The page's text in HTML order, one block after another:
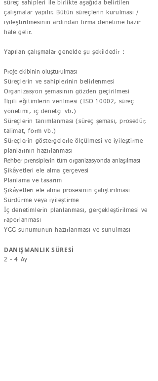
süreç sahipleri ile birlikte aşağıda belirtilen
çalışmalar yapılır. Bütün süreçlerin kurulması /
iyileştirilmesinin ardından firma denetime hazır
hale gelir.
Yapılan çalışmalar genelde şu şekildedir :
Proje ekibinin oluşturulması
Süreçlerin ve sahiplerinin belirlenmesi
Organizasyon şemasının gözden geçirilmesi
İlgili eğitimlerin verilmesi (ISO 10002, süreç
yönetimi, iç denetçi vb.)
Süreçlerin tanımlanması (süreç şeması, prosedür,
talimat, form vb.)
Süreçlerin göstergelerle ölçülmesi ve iyileştirme
planlarının hazırlanması
Rehber prensiplerin tüm organizasyonda anlaşılması
Şikâyetleri ele alma çerçevesi
Planlama ve tasarım
Şikâyetleri ele alma prosesinin çalıştırılması
Sürdürme veya iyileştirme
İç denetimlerin planlanması, gerçekleştirilmesi ve
raporlanması
YGG sunumunun hazırlanması ve sunulması
DANIŞMANLIK SÜRESİ
2 - 4 Ay